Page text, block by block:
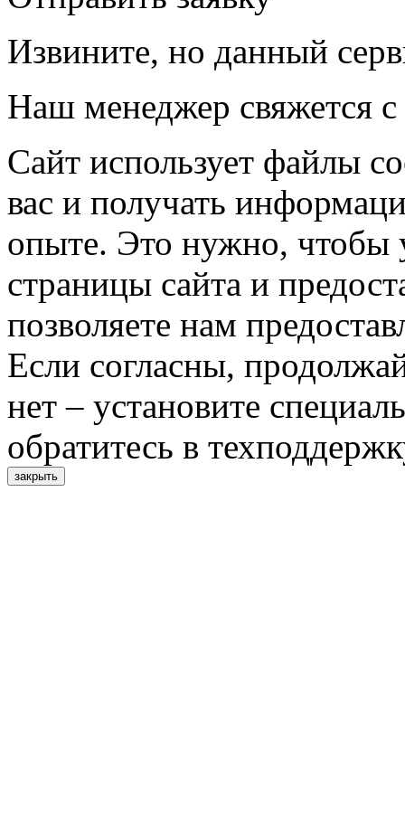
Извините, но данный
Наш менеджер свяжется
Сайт использует файлы
вас и получать
опыте. Это нужно, чтобы
страницы сайта и
позволяете нам
Если согласны,
нет – установите
обратитесь в
закрыть